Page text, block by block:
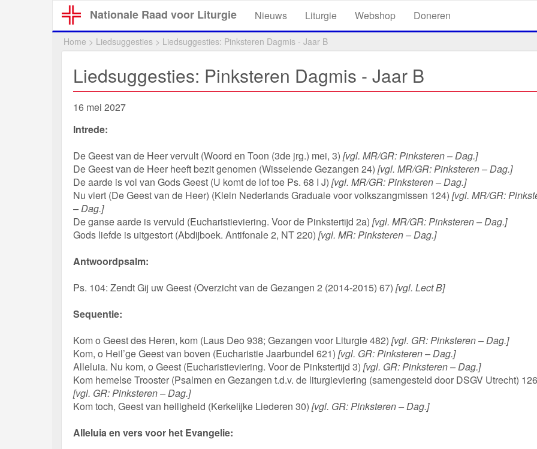
Nationale Raad voor Liturgie Nieuws Liturgie Webshop Doneren
Home > Liedsuggesties > Liedsuggesties: Pinksteren Dagmis - Jaar B
Liedsuggesties: Pinksteren Dagmis - Jaar B
16 mei 2027
Intrede:
De Geest van de Heer vervult (Woord en Toon (3de jrg.) mei, 3) [vgl. MR/GR: Pinksteren – Dag.]
De Geest van de Heer heeft bezit genomen (Wisselende Gezangen 24) [vgl. MR/GR: Pinksteren – Dag.]
De aarde is vol van Gods Geest (U komt de lof toe Ps. 68 I J) [vgl. MR/GR: Pinksteren – Dag.]
Nu viert (De Geest van de Heer) (Klein Nederlands Graduale voor volkszangmissen 124) [vgl. MR/GR:
– Dag.]
De ganse aarde is vervuld (Eucharistieviering. Voor de Pinkstertijd 2a) [vgl. MR/GR: Pinksteren – Dag.]
Gods liefde is uitgestort (Abdijboek. Antifonale 2, NT 220) [vgl. MR: Pinksteren – Dag.]
Antwoordpsalm:
Ps. 104: Zendt Gij uw Geest (Overzicht van de Gezangen 2 (2014-2015) 67) [vgl. Lect B]
Sequentie:
Kom o Geest des Heren, kom (Laus Deo 938; Gezangen voor Liturgie 482) [vgl. GR: Pinksteren – Dag.]
Kom, o Heil’ge Geest van boven (Eucharistie Jaarbundel 621) [vgl. GR: Pinksteren – Dag.]
Alleluia. Nu kom, o Geest (Eucharistieviering. Voor de Pinkstertijd 3) [vgl. GR: Pinksteren – Dag.]
Kom hemelse Trooster (Psalmen en Gezangen t.d.v. de liturgieviering (samengesteld door DSGV Utrecht)
[vgl. GR: Pinksteren – Dag.]
Kom toch, Geest van heiligheid (Kerkelijke Liederen 30) [vgl. GR: Pinksteren – Dag.]
Alleluia en vers voor het Evangelie: